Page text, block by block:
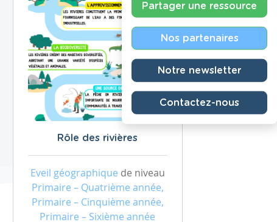
Rôle des rivières
Eveil géographique de niveau
Primaire – Quatrième année,
Primaire – Cinquième année,
Primaire – Sixième année
Partager une ressource
Nos partenaires
Notre newsletter
Contactez-nous